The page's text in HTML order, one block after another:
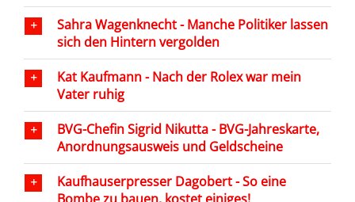
Sahra Wagenknecht - Manche Politiker lassen
sich den Hintern vergolden
Kat Kaufmann - Nach der Rolex war mein
Vater ruhig
BVG-Chefin Sigrid Nikutta - BVG-Jahreskarte,
Anordnungsausweis und Geldscheine
Kaufhauserpresser Dagobert - So eine